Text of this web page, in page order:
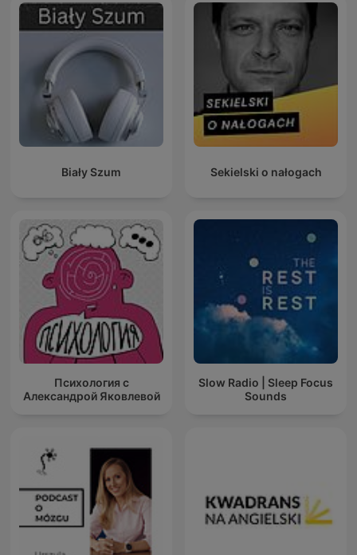
Biały Szum Sekielski o nałogach
Психология с
Александрой Яковлевой
Slow Radio | Sleep Focus
Sounds